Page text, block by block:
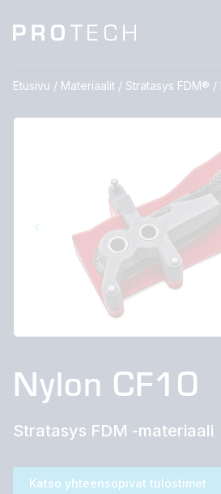
Etusivu / Materiaalit / Stratasys FDM® /
Nylon CF10
Stratasys FDM -materiaali
Katso yhteensopivat tulostimet